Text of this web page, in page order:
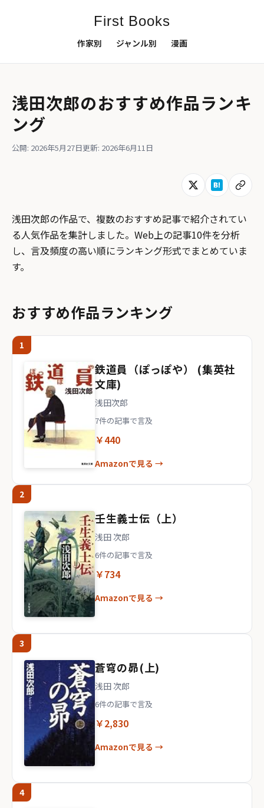
First Books
作家別 ジャンル別 漫画
浅田次郎のおすすめ作品ランキ
ング
公開: 2026年5月27日更新: 2026年6月11日
浅田次郎の作品で、複数のおすすめ記事で紹介されてい
る人気作品を集計しました。Web上の記事10件を分析
し、言及頻度の高い順にランキング形式でまとめていま
す。
おすすめ作品ランキング
1
鉄道員（ぽっぽや） (集英社
文庫)
浅田次郎
7件の記事で言及
￥440
Amazonで見る →
2
壬生義士伝（上）
浅田 次郎
6件の記事で言及
￥734
Amazonで見る →
3
蒼穹の昴(上)
浅田 次郎
6件の記事で言及
￥2,830
Amazonで見る →
4